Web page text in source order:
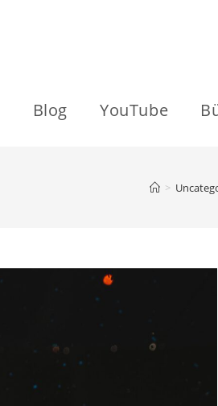
Blog YouTube
>